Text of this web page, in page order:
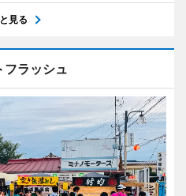
見る
フラッシュ